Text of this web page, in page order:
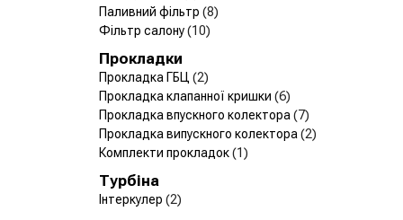
Паливний фільтр (8)
Фільтр салону(10)
Прокладки
Прокладка ГБЦ (2)
Прокладка клапанної кришки (6)
Прокладка впускного колектора (7)
Прокладка випускного колектора (2)
Комплекти прокладок(1)
Турбіна
Інтеркулер (2)